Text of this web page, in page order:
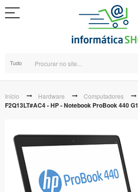
Tudo
Início Hardware Computadores
F2Q13LT#AC4 - HP - Notebook ProBook 440 G1